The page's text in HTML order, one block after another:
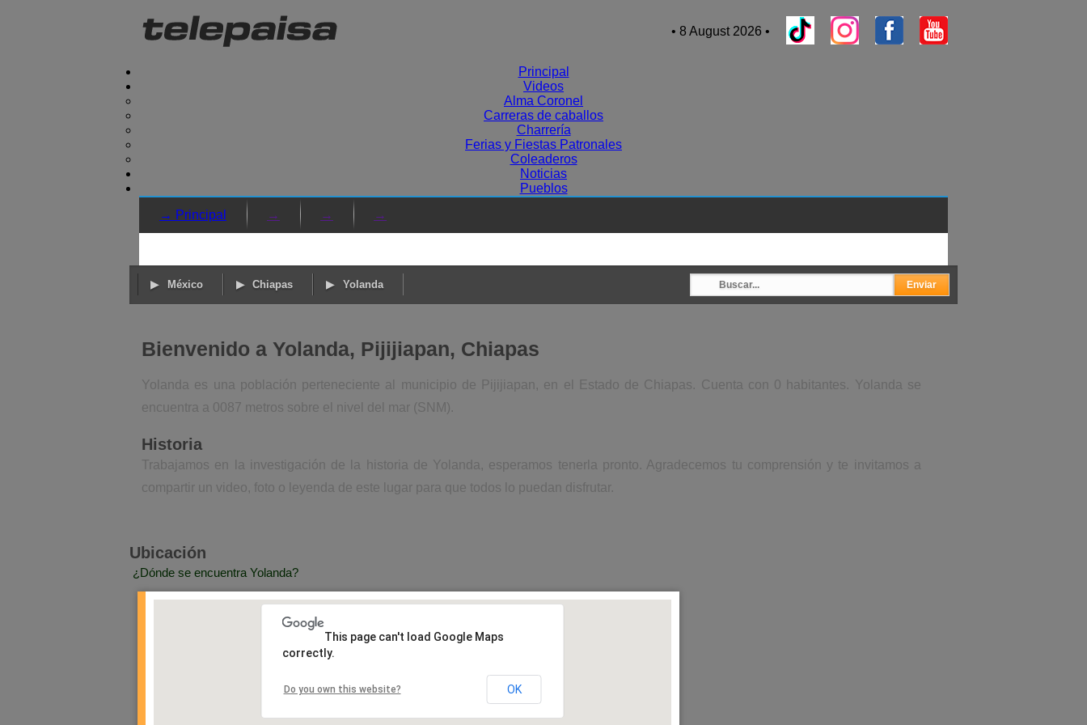
• 8 August 2026 •
Principal
Videos
Alma Coronel
Carreras de caballos
Charrería
Ferias y Fiestas Patronales
Coleaderos
Noticias
Pueblos
→ Principal
→ → →
México Chiapas Yolanda
Bienvenido a Yolanda, Pijijiapan, Chiapas
Yolanda es una población perteneciente al municipio de Pijijiapan, en el Estado de Chiapas. Cuenta con 0 habitantes. Yolanda se
encuentra a 0087 metros sobre el nivel del mar (SNM).
Historia
Trabajamos en la investigación de la historia de Yolanda, esperamos tenerla pronto. Agradecemos tu comprensión y te invitamos a
compartir un video, foto o leyenda de este lugar para que todos lo puedan disfrutar.
Ubicación
¿Dónde se encuentra Yolanda?
This page can't load Google Maps
correctly.
Do you own this website? OK